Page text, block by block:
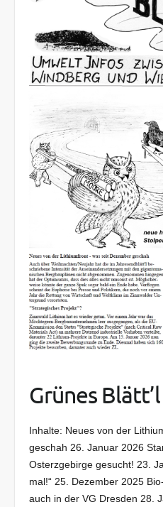
Grünes
Inhalte: Neues von der
geschah 26. Januar 2026
Osterzgebirge gesucht! 23.
mal!“ 25. Dezember 2025
auch in der VG Dresden 28.